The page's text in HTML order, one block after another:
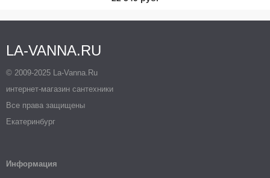
LA-VANNA.RU
© 2009-2025 La-Vanna.Ru
интернет-магазин сантехники
Все права защищены
Екатеринбург
Информация